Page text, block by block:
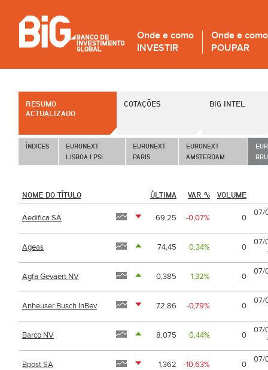
Onde e como
INVESTIR
Onde e como
POUPAR
RESUMO
ACTUALIZADO
COTAÇÕES BIG INTEL
ÍNDICES
EURONEXT
LISBOA | PSI
EURONEXT
PARIS
EURONEXT
AMSTERDAM
NOME DO TÍTULO ÚLTIMA VAR % VOLUME
Aedifica SA 69,25 -0,07% 0
07/
Ageas 74,45 0,34% 0
07/
Agfa Gevaert NV 0,385 1,32% 0
07/
Anheuser Busch InBev 72,86 -0,79% 0
07/
Barco NV 8,075 0,44% 0
07/
Bpost SA 1,362 -10,63% 0
07/